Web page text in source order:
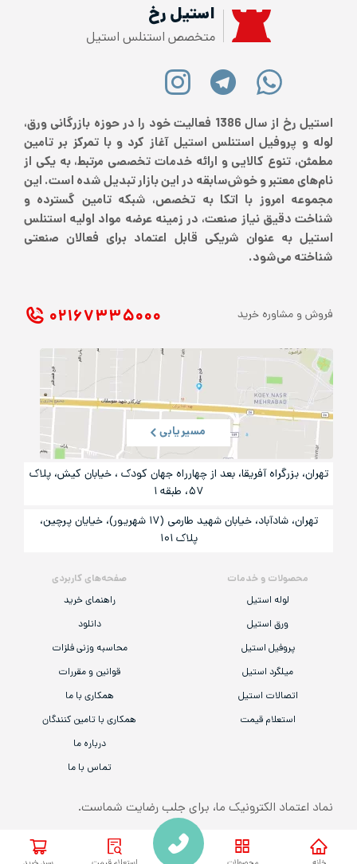
استیل رخ
متخصص استنلس استیل
استیل رخ از سال 1386 فعالیت خود را در حوزه بازرگانی ورق،
لوله و پروفیل استنلس استیل آغاز کرد و با تمرکز بر تامین
مطمئن، تنوع کالایی و ارائه خدمات تخصصی مرتبط، به یکی از
نام‌های معتبر و خوش‌سابقه در این بازار تبدیل شده است. این
مجموعه امروز با اتکا به تخصص، شبکه تامین گسترده و
شناخت دقیق نیاز صنعت، در زمینه عرضه مواد اولیه استنلس
استیل به عنوان شریکی قابل اعتماد برای فعالان صنعتی
شناخته می‌شود.
محصولات و خدمات
لوله استیل
ورق استیل
پروفیل استیل
میلگرد استیل
اتصالات استیل
استعلام قیمت
صفحه‌های کاربردی
راهنمای خرید
دانلود
محاسبه وزنی فلزات
قوانین و مقررات
همکاری با ما
همکاری با تامین کنندگان
درباره ما
تماس با ما
نماد اعتماد الکترونیک ما، برای جلب رضایت شماست.
فروش و مشاوره خرید ۰۲۱ ۶۷۳۳۵۰۰۰
مسیریابی
تهران، بزرگراه آفریقا، بعد از چهارراه جهان کودک ، خیابان کیش، پلاک
۵۷، طبقه ۱
تهران، شادآباد، خیابان شهید طارمی (۱۷ شهریور)، خیایان پرچین،
پلاک ۱۰۱
همه‌ی حقوق مادی و معنوی این وب‌سایت به «شرکت گام استیل صنعت قشم» تعلق